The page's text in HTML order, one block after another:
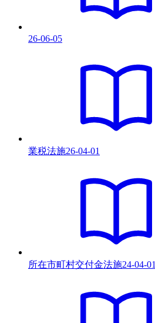
26-06-05
業税法施26-04-01
所在市町村交付金法施24-04-01